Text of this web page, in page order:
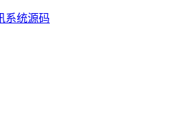
系统源码